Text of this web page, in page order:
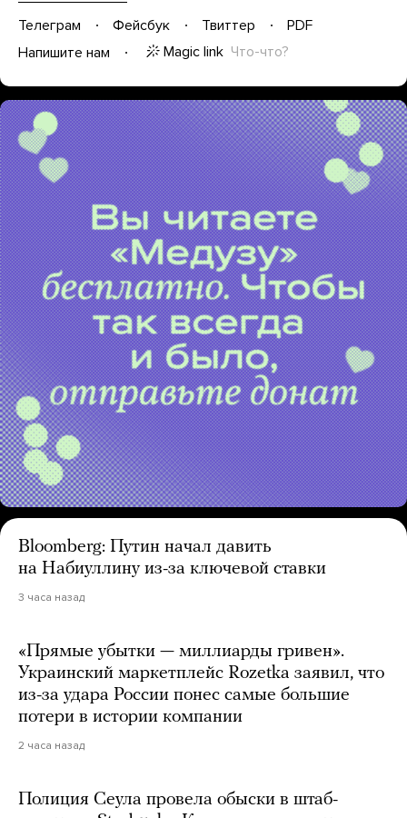
Телеграм Фейсбук Твиттер
PDF
Напишите нам
Magic link Что-что?
Bloomberg: Путин начал давить
на Набиуллину из-за ключевой ставки
3 часа назад
«Прямые убытки — миллиарды гривен».
Украинский маркетплейс Rozetka заявил, что
из-за удара России понес самые большие
потери в истории компании
2 часа назад
Полиция Сеула провела обыски в штаб-